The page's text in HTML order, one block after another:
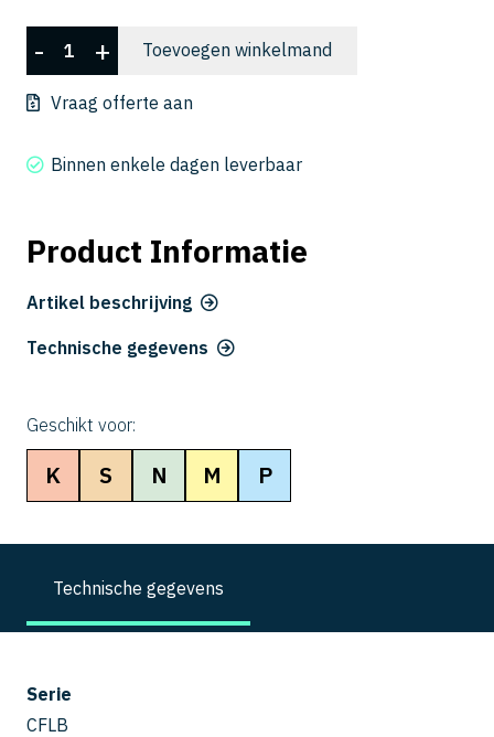
CFLB
3006-
030
- + Toevoegen winkelmand
Vraag offerte aan
Binnen enkele dagen leverbaar
Product Informatie
Artikel beschrijving
Technische gegevens
Geschikt voor:
K S N M P
Technische gegevens
Serie
CFLB